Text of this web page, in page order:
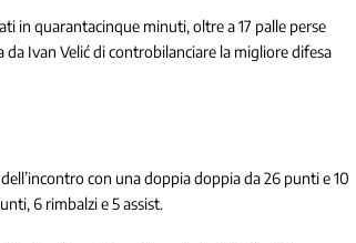
in quarantacinque minuti, oltre a 17 palle perse
Ivan Velić di controbilanciare la migliore difesa
con una doppia doppia da 26 punti e 10
6 rimbalzi e 5 assist.